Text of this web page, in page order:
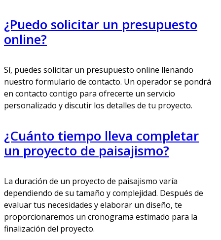
¿Puedo solicitar un presupuesto
online?
Sí, puedes solicitar un presupuesto online llenando
nuestro formulario de contacto. Un operador se pondrá
en contacto contigo para ofrecerte un servicio
personalizado y discutir los detalles de tu proyecto.
¿Cuánto tiempo lleva completar
un proyecto de paisajismo?
La duración de un proyecto de paisajismo varía
dependiendo de su tamaño y complejidad. Después de
evaluar tus necesidades y elaborar un diseño, te
proporcionaremos un cronograma estimado para la
finalización del proyecto.